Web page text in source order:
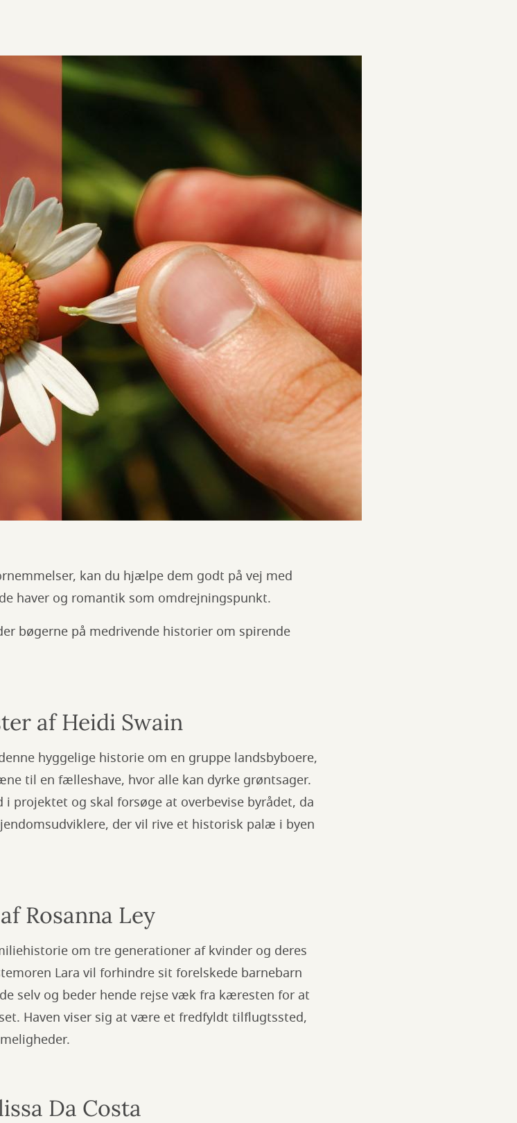
kan du hjælpe dem godt på vej med
haver og romantik som omdrejningspunkt.
bøgerne på medrivende historier om spirende
af Heidi Swain
hyggelige historie om en gruppe landsbyboere,
til en fælleshave, hvor alle kan dyrke grøntsager.
projektet og skal forsøge at overbevise byrådet, da
der vil rive et historisk palæ i byen
Rosanna Ley
om tre generationer af kvinder og deres
Lara vil forhindre sit forelskede barnebarn
selv og beder hende rejse væk fra kæresten for at
Haven viser sig at være et fredfyldt tilflugtssted,
Da Costa